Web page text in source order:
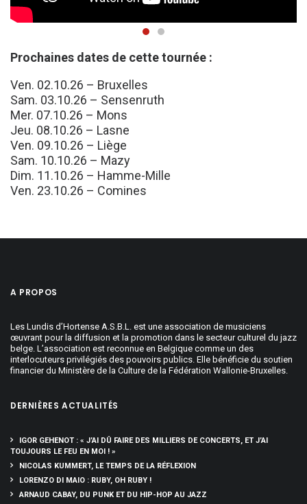
Prochaines dates de cette tournée :
Ven. 02.10.26 – Bruxelles
Sam. 03.10.26 – Sensenruth
Mer. 07.10.26 – Mons
Jeu. 08.10.26 – Lasne
Ven. 09.10.26 – Liège
Sam. 10.10.26 – Mazy
Dim. 11.10.26 – Hamme-Mille
Ven. 23.10.26 – Comines
A PROPOS
Les Lundis d’Hortense A.S.B.L. est une association de musiciens
œuvrant pour la diffusion et la promotion dans le secteur culturel du jazz
belge. L’association est reconnue en Belgique comme un des
interlocuteurs privilégiés des pouvoirs publics. Elle bénéficie du soutien
financier du Ministère de la Culture de la Fédération Wallonie-Bruxelles.
DERNIÈRES ACTUALITÉS
IGOR GEHENOT : « J’AI DÛ FAIRE DES MILLIERS DE CONCERTS, ET J’AI
TOUJOURS LE FEU EN MOI ! »
NICOLAS KUMMERT, LE TEMPS DE LA RÉFLEXION
LORENZO DI MAIO : RUBY, OH RUBY !
ARNAUD CABAY, DU PUNK ET DU HIP-HOP AU JAZZ